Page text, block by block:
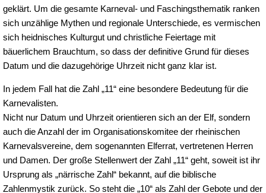
geklärt. Um die gesamte Karneval- und Faschingsthematik ranken
sich unzählige Mythen und regionale Unterschiede, es vermischen
sich heidnisches Kulturgut und christliche Feiertage mit
bäuerlichem Brauchtum, so dass der definitive Grund für dieses
Datum und die dazugehörige Uhrzeit nicht ganz klar ist.
In jedem Fall hat die Zahl „11“ eine besondere Bedeutung für die
Karnevalisten.
Nicht nur Datum und Uhrzeit orientieren sich an der Elf, sondern
auch die Anzahl der im Organisationskomitee der rheinischen
Karnevalsvereine, dem sogenannten Elferrat, vertretenen Herren
und Damen. Der große Stellenwert der Zahl „11“ geht, soweit ist ihr
Ursprung als „närrische Zahl“ bekannt, auf die biblische
Zahlenmystik zurück. So steht die „10“ als Zahl der Gebote und der